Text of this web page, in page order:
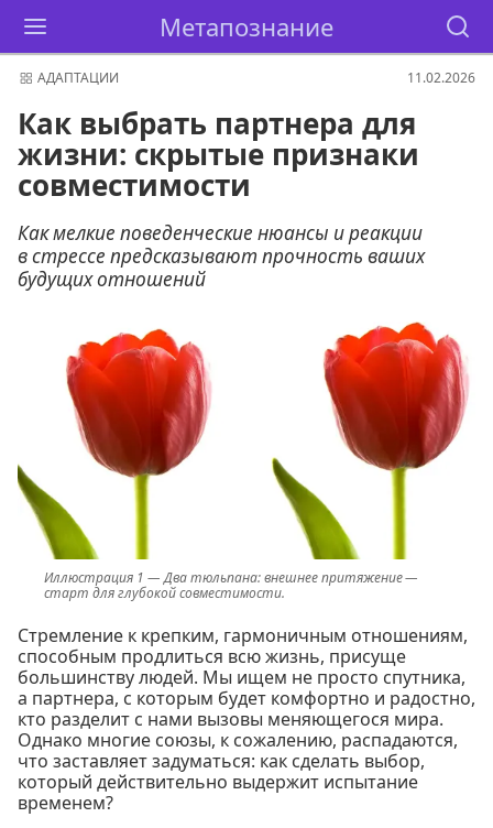
Метапознание
АДАПТАЦИИ 11.02.2026
Как выбрать партнера для
жизни: скрытые признаки
совместимости
Как мелкие поведенческие нюансы и реакции
в стрессе предсказывают прочность ваших
будущих отношений
Два тюльпана: внешнее притяжение —
старт для глубокой совместимости.
Стремление к крепким, гармоничным отношениям,
способным продлиться всю жизнь, присуще
большинству людей. Мы ищем не просто спутника,
а партнера, с которым будет комфортно и радостно,
кто разделит с нами вызовы меняющегося мира.
Однако многие союзы, к сожалению, распадаются,
что заставляет задуматься: как сделать выбор,
который действительно выдержит испытание
временем?